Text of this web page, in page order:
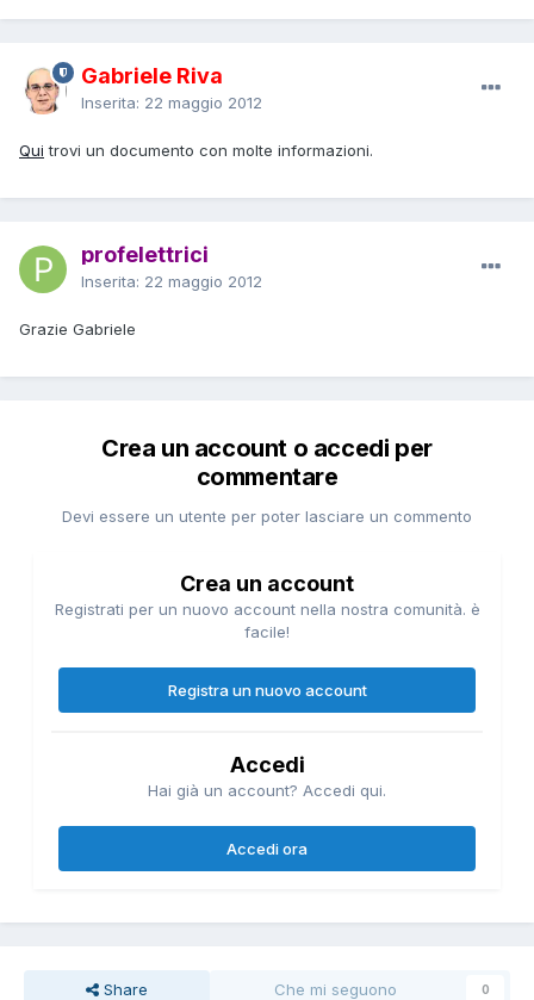
Gabriele Riva
Inserita: 22 maggio 2012
Qui trovi un documento con molte informazioni.
profelettrici
Inserita: 22 maggio 2012
Grazie Gabriele
Crea un account o accedi per
commentare
Devi essere un utente per poter lasciare un commento
Crea un account
Registrati per un nuovo account nella nostra comunità. è
facile!
Registra un nuovo account
Accedi
Hai già un account? Accedi qui.
Accedi ora
Share Che mi seguono 0